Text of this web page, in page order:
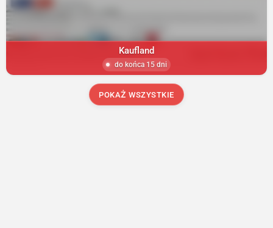
Kaufland
do końca 15 dni
POKAŻ WSZYSTKIE